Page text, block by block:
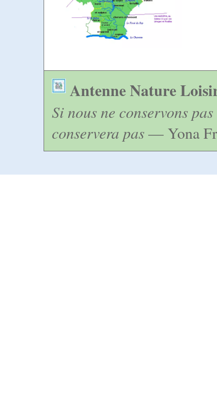
Antenne Nature
Si nous ne conservons
conservera pas— Yona